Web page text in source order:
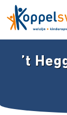
’t